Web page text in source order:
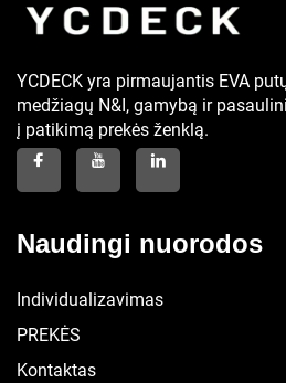
YCDECK yra pirmaujantis EVA
medžiagų N&I, gamybą ir
į patikimą prekės ženklą.
Naudingi nuorodos
Individualizavimas
PREKĖS
Kontaktas